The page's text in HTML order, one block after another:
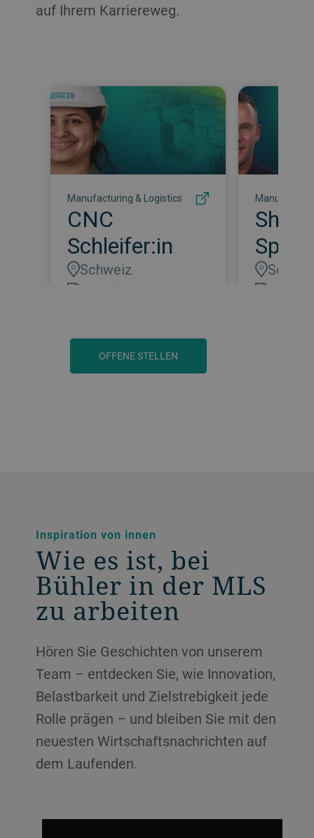
auf Ihrem Karriereweg.
OFFENE STELLEN
Inspiration von innen
Wie es ist, bei
Bühler in der MLS
zu arbeiten
Hören Sie Geschichten von unserem
Team – entdecken Sie, wie Innovation,
Belastbarkeit und Zielstrebigkeit jede
Rolle prägen – und bleiben Sie mit den
neuesten Wirtschaftsnachrichten auf
dem Laufenden.